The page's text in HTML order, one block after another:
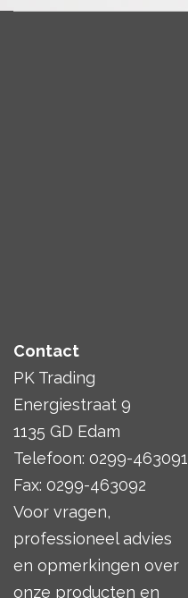
Contact
PK Trading
Energiestraat 9
1135 GD Edam
Telefoon: 0299-463091
Fax: 0299-463092
Voor vragen,
professioneel advies
en opmerkingen over
onze producten en